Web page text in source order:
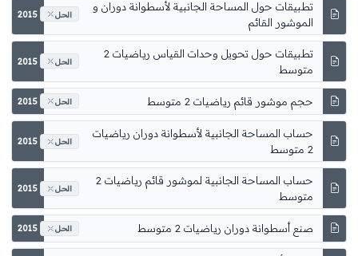
2015 الحل
2015 الحل
2015 الحل
2015 الحل
2015 الحل
2015 الحل